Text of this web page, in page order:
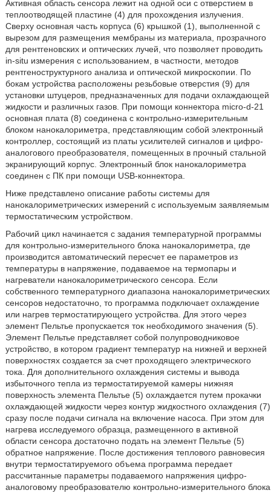
Активная область сенсора лежит на одной оси с отверстием в
теплоотводящей пластине (4) для прохождения излучения.
Сверху основная часть корпуса (6) крышкой (1), выполненной с
вырезом для размещения мембраны из материала, прозрачного
для рентгеновских и оптических лучей, что позволяет проводить
in-situ измерения с использованием, в частности, методов
рентгеноструктурного анализа и оптической микроскопии. По
бокам устройства расположены резьбовые отверстия (9) для
установки штуцеров, предназначенных для подачи охлаждающей
жидкости и различных газов. При помощи коннектора micro-d-21
основная плата (8) соединена с контрольно-измерительным
блоком нанокалориметра, представляющим собой электронный
контроллер, состоящий из платы усилителей сигналов и цифро-
аналогового преобразователя, помещенных в прочный стальной
экранирующий корпус. Электронный блок нанокалориметра
соединен с ПК при помощи USB-коннектора.
Ниже представлено описание работы системы для
нанокалориметрических измерений с используемым заявляемым
термостатическим устройством.
Рабочий цикл начинается с задания температурной программы
для контрольно-измерительного блока нанокалориметра, где
производится автоматический пересчет ее параметров из
температуры в напряжение, подаваемое на термопары и
нагреватели нанокалориметрического сенсора. Если
собственного температурного диапазона нанокалориметрических
сенсоров недостаточно, то программа подключает охлаждение
или нагрев термостатирующего устройства. Для этого через
элемент Пельтье пропускается ток необходимого значения (5).
Элемент Пельтье представляет собой полупроводниковое
устройство, в котором градиент температур на нижней и верхней
поверхностях создается за счет проходящего электрического
тока. Для дополнительного охлаждения системы и вывода
избыточного тепла из термостатируемой камеры нижняя
поверхность элемента Пельтье (5) охлаждается путем прокачки
охлаждающей жидкости через контур жидкостного охлаждения (7)
сразу после подачи сигнала на включение насоса. При этом для
нагрева исследуемого образца, размещенного в активной
области сенсора достаточно подать на элемент Пельтье (5)
обратное напряжение. После достижения теплового равновесия
внутри термостатируемого объема программа передает
рассчитанные параметры подаваемого напряжения цифро-
аналоговому преобразователю контрольно-измерительного блока